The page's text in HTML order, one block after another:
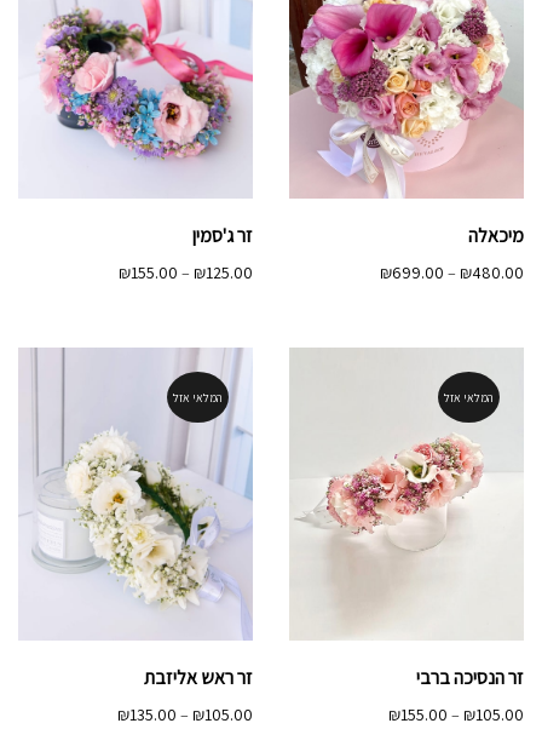
מיכאלה
₪480.00
–
₪699.00
עד
זר ג'סמין
₪125.00
–
₪155.00
עד
המלאי אזל
זר הנסיכה ברבי
₪105.00
–
₪155.00
המלאי אזל
זר ראש אליזבת
₪105.00
–
₪135.00